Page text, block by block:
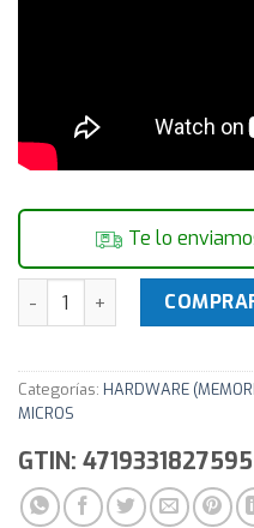
Te lo
Motherboard Gigabyte
Categorías: HARDWARE
MICROS
GTIN: 4719331827595